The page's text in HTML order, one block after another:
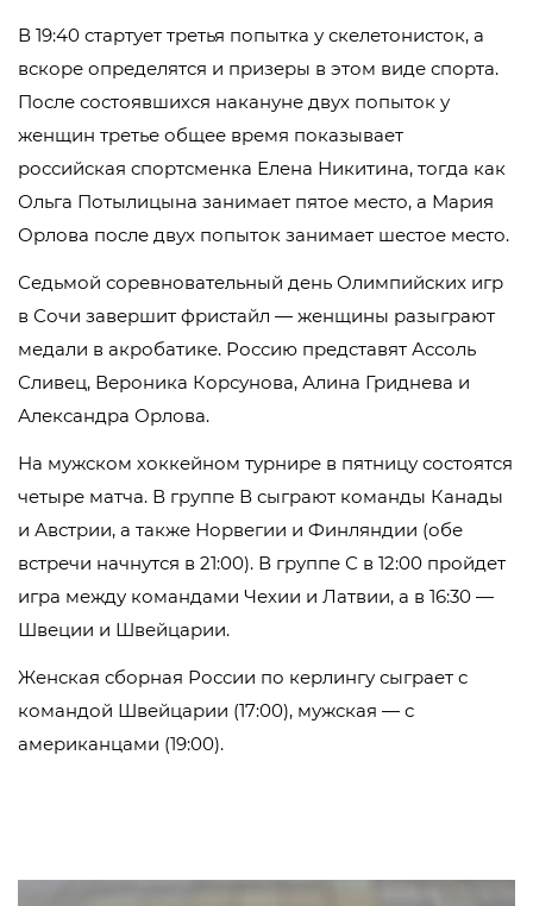
В 19:40 стартует третья попытка у скелетонисток, а
вскоре определятся и призеры в этом виде спорта.
После состоявшихся накануне двух попыток у
женщин третье общее время показывает
российская спортсменка Елена Никитина, тогда как
Ольга Потылицына занимает пятое место, а Мария
Орлова после двух попыток занимает шестое место.
Седьмой соревновательный день Олимпийских игр
в Сочи завершит фристайл — женщины разыграют
медали в акробатике. Россию представят Ассоль
Сливец, Вероника Корсунова, Алина Гриднева и
Александра Орлова.
На мужском хоккейном турнире в пятницу состоятся
четыре матча. В группе В сыграют команды Канады
и Австрии, а также Норвегии и Финляндии (обе
встречи начнутся в 21:00). В группе С в 12:00 пройдет
игра между командами Чехии и Латвии, а в 16:30 —
Швеции и Швейцарии.
Женская сборная России по керлингу сыграет с
командой Швейцарии (17:00), мужская — с
американцами (19:00).